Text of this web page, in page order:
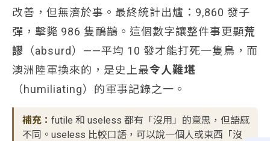
改善，但無濟於事。最終統計出爐：9,860 發子
彈，擊斃 986 隻鴯鶓。這個數字讓整件事更顯荒
謬 （absurd）——平均 10 發才能打死一隻鳥，而
澳洲陸軍換來的，是史上最令人難堪
（humiliating）的軍事記錄之一。
補充： futile 和 useless 都有「沒用」的意思，但語感
不同。useless 比較口語，可以說一個人或東西「沒